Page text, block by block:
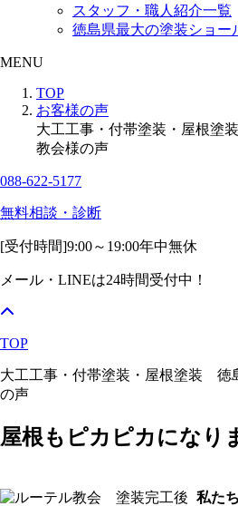
スタッフ・職人紹介一覧
徳島県最大の塗装ショー
MENU
TOP
お客様の声
大工工事・付帯塗装・屋根塗
教会様の声
088-622-5177
無料相談・診断
[受付時間]9:00～19:00年中無休
メール・LINEは24時間受付中！
TOP
大工工事・付帯塗装・屋根塗装 徳
の声
屋根もピカピカになり
私た